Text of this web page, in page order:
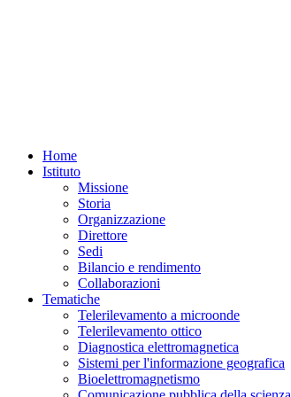
Home
Istituto
Missione
Storia
Organizzazione
Direttore
Sedi
Bilancio e rendimento
Collaborazioni
Tematiche
Telerilevamento a microonde
Telerilevamento ottico
Diagnostica elettromagnetica
Sistemi per l'informazione geografica
Bioelettromagnetismo